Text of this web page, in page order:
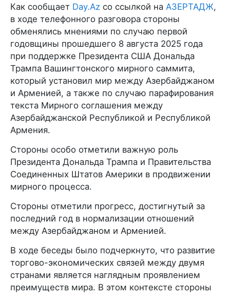
Как сообщает Day.Az со ссылкой на АЗЕРТАДЖ,
в ходе телефонного разговора стороны
обменялись мнениями по случаю первой
годовщины прошедшего 8 августа 2025 года
при поддержке Президента США Дональда
Трампа Вашингтонского мирного саммита,
который установил мир между Азербайджаном
и Арменией, а также по случаю парафирования
текста Мирного соглашения между
Азербайджанской Республикой и Республикой
Армения.
Стороны особо отметили важную роль
Президента Дональда Трампа и Правительства
Соединенных Штатов Америки в продвижении
мирного процесса.
Стороны отметили прогресс, достигнутый за
последний год в нормализации отношений
между Азербайджаном и Арменией.
В ходе беседы было подчеркнуто, что развитие
торгово-экономических связей между двумя
странами является наглядным проявлением
преимуществ мира. В этом контексте стороны